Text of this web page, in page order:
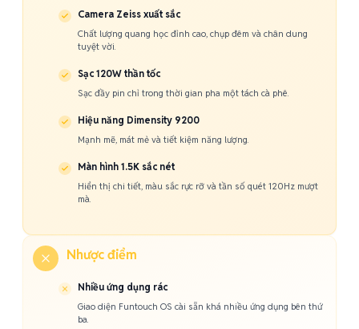
Camera Zeiss xuất sắc
Chất lượng quang học đỉnh cao, chụp đêm và chân dung
tuyệt vời.
Sạc 120W thần tốc
Sạc đầy pin chỉ trong thời gian pha một tách cà phê.
Hiệu năng Dimensity 9200
Mạnh mẽ, mát mẻ và tiết kiệm năng lượng.
Màn hình 1.5K sắc nét
Hiển thị chi tiết, màu sắc rực rỡ và tần số quét 120Hz mượt
mà.
Nhược điểm
Nhiều ứng dụng rác
Giao diện Funtouch OS cài sẵn khá nhiều ứng dụng bên thứ
ba.